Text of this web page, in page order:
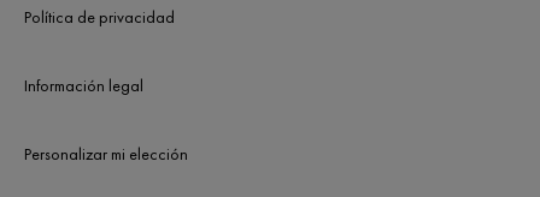
Política de privacidad
Información legal
Personalizar mi elección